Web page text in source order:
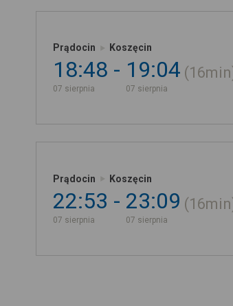
Prądocin Koszęcin
18:48
07 sierpnia
19:04
07 sierpnia
16min
Prądocin Koszęcin
22:53
07 sierpnia
23:09
07 sierpnia
16min